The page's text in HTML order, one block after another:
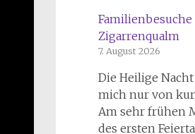
Familienbesuche
Zigarrenqualm
7. August 2026
Die Heilige
mich nur von
Am sehr frühen
des ersten